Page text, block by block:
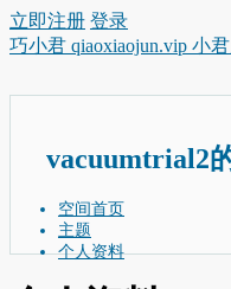
立即注册 登录
巧小君 qiaoxiaojun.vip 小
vacuumtrial2
空间首页
主题
个人资料